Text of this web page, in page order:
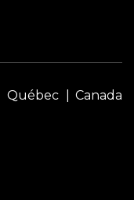
Québec Canada